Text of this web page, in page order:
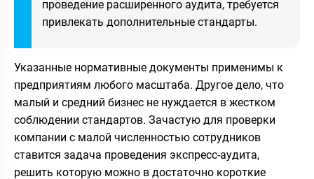
проведение расширенного аудита, требуется
привлекать дополнительные стандарты.
Указанные нормативные документы применимы к
предприятиям любого масштаба. Другое дело, что
малый и средний бизнес не нуждается в жестком
соблюдении стандартов. Зачастую для проверки
компании с малой численностью сотрудников
ставится задача проведения экспресс-аудита,
решить которую можно в достаточно короткие